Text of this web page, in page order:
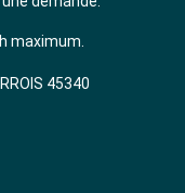
maximum.
45340